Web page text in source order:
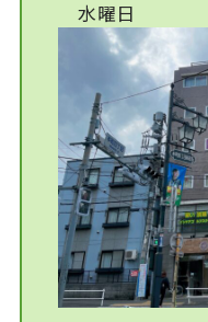
水曜日